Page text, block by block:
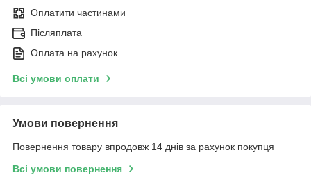
Оплатити частинами
Післяплата
Оплата на рахунок
Всі умови оплати
Умови повернення
Повернення товару впродовж 14 днів за рахунок покупця
Всі умови повернення